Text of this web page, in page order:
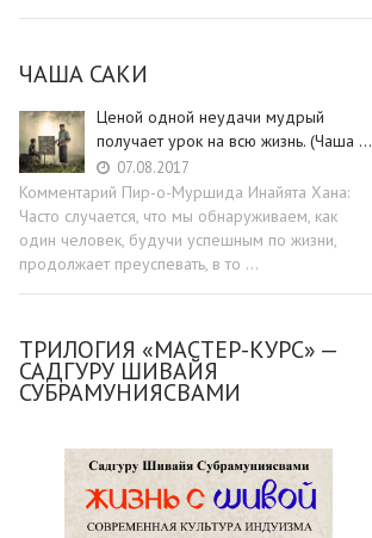
ЧАША САКИ
Ценой одной неудачи мудрый
получает урок на всю жизнь. (Чаша …
07.08.2017
Комментарий Пир-о-Муршида Инайята Хана:
Часто случается, что мы обнаруживаем, как
один человек, будучи успешным по жизни,
продолжает преуспевать, в то …
ТРИЛОГИЯ «МАСТЕР-КУРС» —
САДГУРУ ШИВАЙЯ
СУБРАМУНИЯСВАМИ